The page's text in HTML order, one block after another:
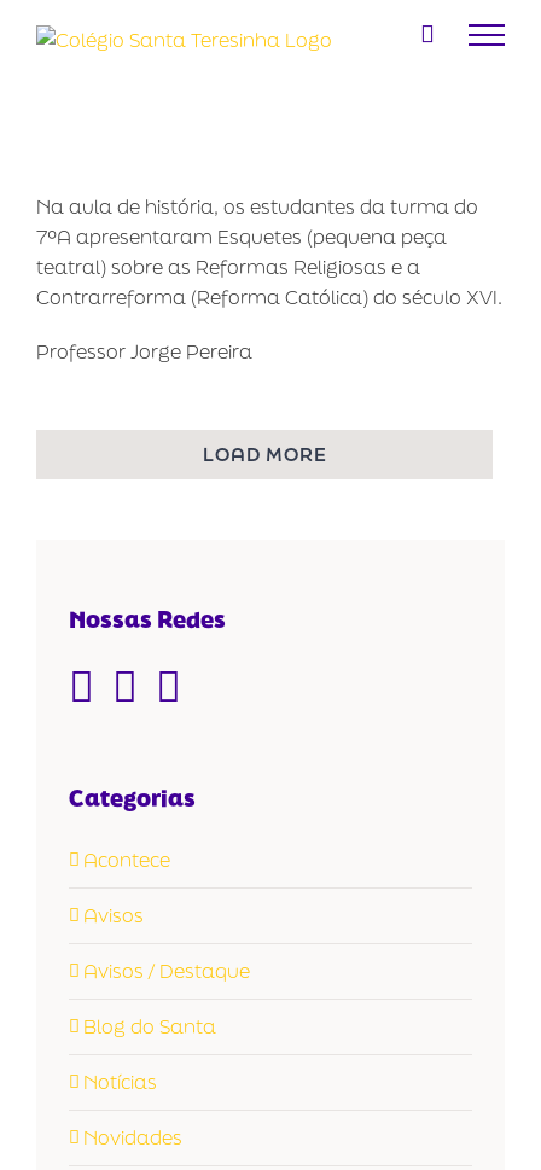
para
Na aula de história, os estudantes da turma do
7ºA apresentaram Esquetes (pequena peça
teatral) sobre as Reformas Religiosas e a
Contrarreforma (Reforma Católica) do século XVI.
Professor Jorge Pereira
LOAD MORE
Nossas Redes
Categorias
Acontece
Avisos
Avisos / Destaque
Blog do Santa
Notícias
Novidades